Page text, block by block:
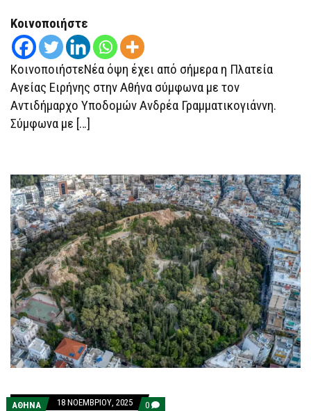
Κοινοποιήστε
ΚοινοποιήστεNέα όψη έχει από σήμερα η Πλατεία
Αγείας Ειρήνης στην Αθήνα σύμφωνα με τον
Αντιδήμαρχο Υποδομών Ανδρέα Γραμματικογιάννη.
Σύμφωνα με […]
ΑΘΗΝΑ 18 ΝΟΕΜΒΡΊΟΥ, 2025 0 COMMENTS